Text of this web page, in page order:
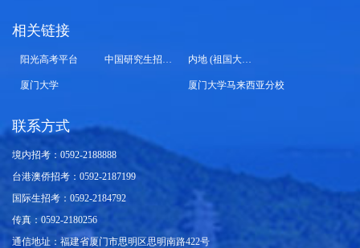
相关链接
阳光高考平台 中国研究生招生信息网 内地 (祖国大陆) 高校面向港澳台招生信息网
厦门大学 厦门大学马来西亚分校
联系方式
境内招考：0592-2188888
台港澳侨招考：0592-2187199
国际生招考：0592-2184792
传真：0592-2180256
通信地址：福建省厦门市思明区思明南路422号